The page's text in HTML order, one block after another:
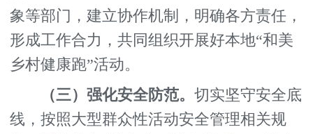
象等部门，建立协作机制，明确各方责任，
形成工作合力，共同组织开展好本地“和美
乡村健康跑”活动。
（三）强化安全防范。切实坚守安全底
线，按照大型群众性活动安全管理相关规